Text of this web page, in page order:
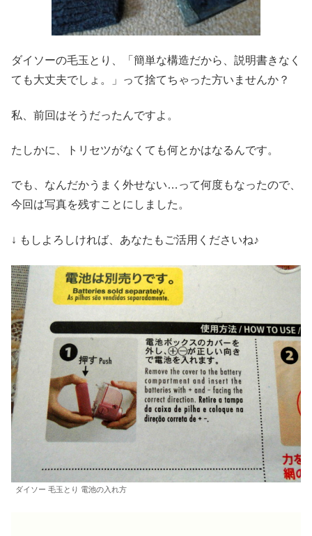
ダイソーの毛玉とり、「簡単な構造だから、説明書きなく
ても大丈夫でしょ。」って捨てちゃった方いませんか？
私、前回はそうだったんですよ。
たしかに、トリセツがなくても何とかはなるんです。
でも、なんだかうまく外せない…って何度もなったので、
今回は写真を残すことにしました。
↓ もしよろしければ、あなたもご活用くださいね♪
ダイソー 毛玉とり 電池の入れ方